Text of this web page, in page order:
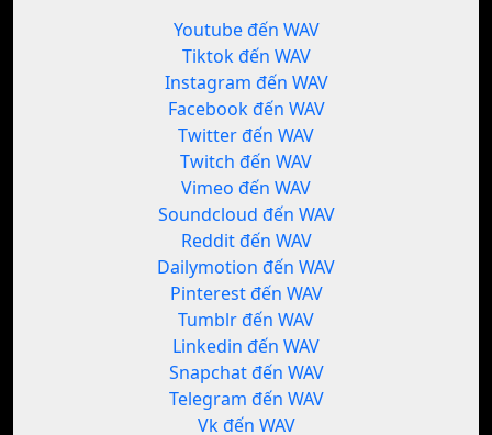
Youtube đến WAV
Tiktok đến WAV
Instagram đến WAV
Facebook đến WAV
Twitter đến WAV
Twitch đến WAV
Vimeo đến WAV
Soundcloud đến WAV
Reddit đến WAV
Dailymotion đến WAV
Pinterest đến WAV
Tumblr đến WAV
Linkedin đến WAV
Snapchat đến WAV
Telegram đến WAV
Vk đến WAV